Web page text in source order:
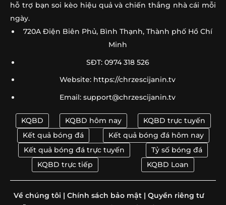
hỗ trợ bạn soi kèo hiệu quả và chiến thắng nhà cái mỗi
ngày.
720A Điện Biên Phủ, Bình Thạnh, Thành phố Hồ Chí
Minh
SĐT: 0974 318 526
Website: https://chrzescijanin.tv
Email:support@chrzescijanin.tv
KQBD KQBD hôm nay
KQBD trực tuyến
Kết quả bóng đá
Kết quả bóng đá hôm nay
Kết quả bóng đá trực tuyến
Tỷ số bóng đá
KQBD trực tiếp
KQBD Loan
Về chúng tôi | Chính sách bảo mật| Quyền riêng tư